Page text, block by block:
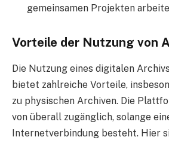
gemeinsamen Projekten
Vorteile der Nutzung von
Die Nutzung eines digitalen
bietet zahlreiche Vorteile,
zu physischen Archiven. Die
von überall zugänglich, solange
Internetverbindung besteht. Hier